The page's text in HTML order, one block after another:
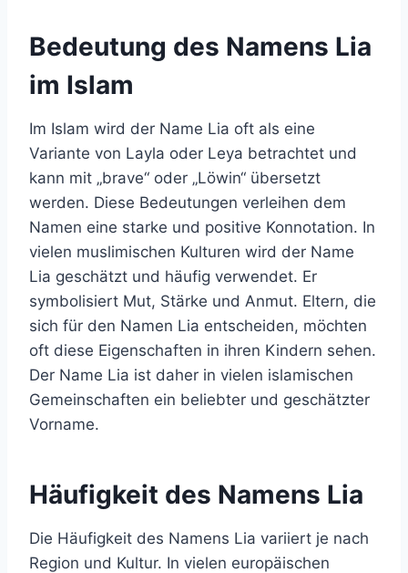
Bedeutung des Namens Lia
im Islam
Im Islam wird der Name Lia oft als eine
Variante von Layla oder Leya betrachtet und
kann mit „brave“ oder „Löwin“ übersetzt
werden. Diese Bedeutungen verleihen dem
Namen eine starke und positive Konnotation. In
vielen muslimischen Kulturen wird der Name
Lia geschätzt und häufig verwendet. Er
symbolisiert Mut, Stärke und Anmut. Eltern, die
sich für den Namen Lia entscheiden, möchten
oft diese Eigenschaften in ihren Kindern sehen.
Der Name Lia ist daher in vielen islamischen
Gemeinschaften ein beliebter und geschätzter
Vorname.
Häufigkeit des Namens Lia
Die Häufigkeit des Namens Lia variiert je nach
Region und Kultur. In vielen europäischen